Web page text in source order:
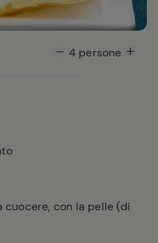
4persone
con la pelle (di